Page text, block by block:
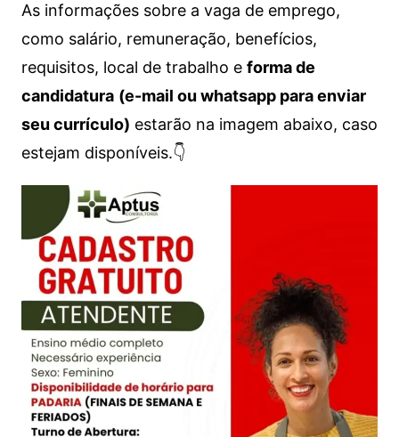
As informações sobre a vaga de emprego,
como salário, remuneração, benefícios,
requisitos, local de trabalho e forma de
candidatura (e-mail ou whatsapp para enviar
seu currículo) estarão na imagem abaixo, caso
estejam disponíveis.👇